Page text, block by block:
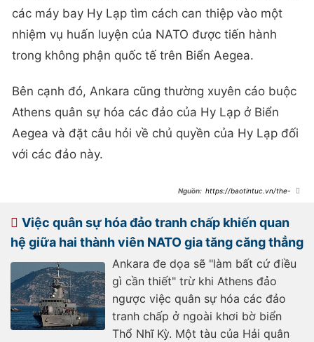
các máy bay Hy Lạp tìm cách can thiệp vào một
nhiệm vụ huấn luyện của NATO được tiến hành
trong không phận quốc tế trên Biển Aegea.
Bên cạnh đó, Ankara cũng thường xuyên cáo buộc
Athens quân sự hóa các đảo của Hy Lạp ở Biển
Aegea và đặt câu hỏi về chủ quyền của Hy Lạp đối
với các đảo này.
https://baotintuc.vn/the-
20230110000133736.htm
Việc quân sự hóa đảo tranh chấp khiến quan
hệ giữa hai thành viên NATO gia tăng căng thẳng
Ankara đe dọa sẽ "làm bất cứ điều
gì cần thiết" trừ khi Athens đảo
ngược việc quân sự hóa các đảo
tranh chấp ở ngoài khơi bờ biển
Thổ Nhĩ Kỳ. Một tàu của Hải quân